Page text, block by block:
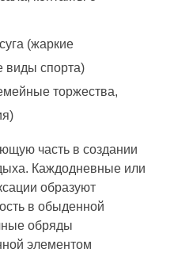
(жаркие
виды спорта)
торжества,
часть в создании
Каждодневные или
образуют
в обыденной
обряды
элементом